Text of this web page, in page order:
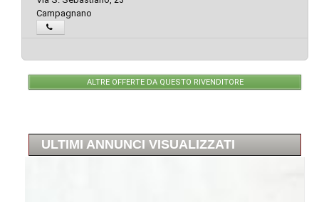
Campagnano
ALTRE OFFERTE DA QUESTO RIVENDITORE
ULTIMI ANNUNCI VISUALIZZATI